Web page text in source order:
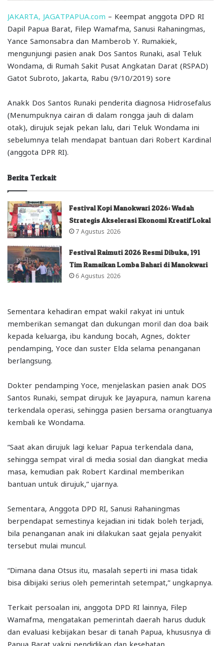
JAKARTA, JAGATPAPUA.com – Keempat anggota DPD RI
Dapil Papua Barat, Filep Wamafma, Sanusi Rahaningmas,
Yance Samonsabra dan Mamberob Y. Rumakiek,
mengunjungi pasien anak Dos Santos Runaki, asal Teluk
Wondama, di Rumah Sakit Pusat Angkatan Darat (RSPAD)
Gatot Subroto, Jakarta, Rabu (9/10/2019) sore
Anakk Dos Santos Runaki penderita diagnosa Hidrosefalus
(Menumpuknya cairan di dalam rongga jauh di dalam
otak), dirujuk sejak pekan lalu, dari Teluk Wondama ini
sebelumnya telah mendapat bantuan dari Robert Kardinal
(anggota DPR RI).
Berita Terkait
Festival Kopi Manokwari 2026: Wadah
Strategis Akselerasi Ekonomi Kreatif Lokal
7 Agustus 2026
Festival Raimuti 2026 Resmi Dibuka, 191
Tim Ramaikan Lomba Bahari di Manokwari
6 Agustus 2026
Sementara kehadiran empat wakil rakyat ini untuk
memberikan semangat dan dukungan moril dan doa baik
kepada keluarga, ibu kandung bocah, Agnes, dokter
pendamping, Yoce dan suster Elda selama penanganan
berlangsung.
Dokter pendamping Yoce, menjelaskan pasien anak DOS
Santos Runaki, sempat dirujuk ke Jayapura, namun karena
terkendala operasi, sehingga pasien bersama orangtuanya
kembali ke Wondama.
“Saat akan dirujuk lagi keluar Papua terkendala dana,
sehingga sempat viral di media sosial dan diangkat media
masa, kemudian pak Robert Kardinal memberikan
bantuan untuk dirujuk,” ujarnya.
Sementara, Anggota DPD RI, Sanusi Rahaningmas
berpendapat semestinya kejadian ini tidak boleh terjadi,
bila penanganan anak ini dilakukan saat gejala penyakit
tersebut mulai muncul.
“Dimana dana Otsus itu, masalah seperti ini masa tidak
bisa dibijaki serius oleh pemerintah setempat,” ungkapnya.
Terkait persoalan ini, anggota DPD RI lainnya, Filep
Wamafma, mengatakan pemerintah daerah harus duduk
dan evaluasi kebijakan besar di tanah Papua, khususnya di
Papua Barat yakni pendidikan dan kesehatan.